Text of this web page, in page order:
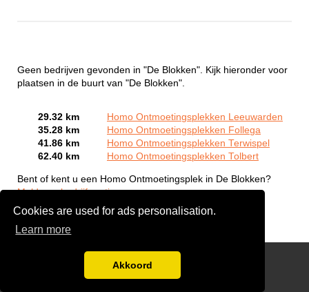
Cookies are used for ads personalisation.
Learn more
Akkoord
Geen bedrijven gevonden in "De Blokken". Kijk hieronder voor
plaatsen in de buurt van "De Blokken".
29.32 km
Homo Ontmoetingsplekken Leeuwarden
35.28 km
Homo Ontmoetingsplekken Follega
41.86 km
Homo Ontmoetingsplekken Terwispel
62.40 km
Homo Ontmoetingsplekken Tolbert
Bent of kent u een Homo Ontmoetingsplek in De Blokken?
Meld een bedrijf gratis aan